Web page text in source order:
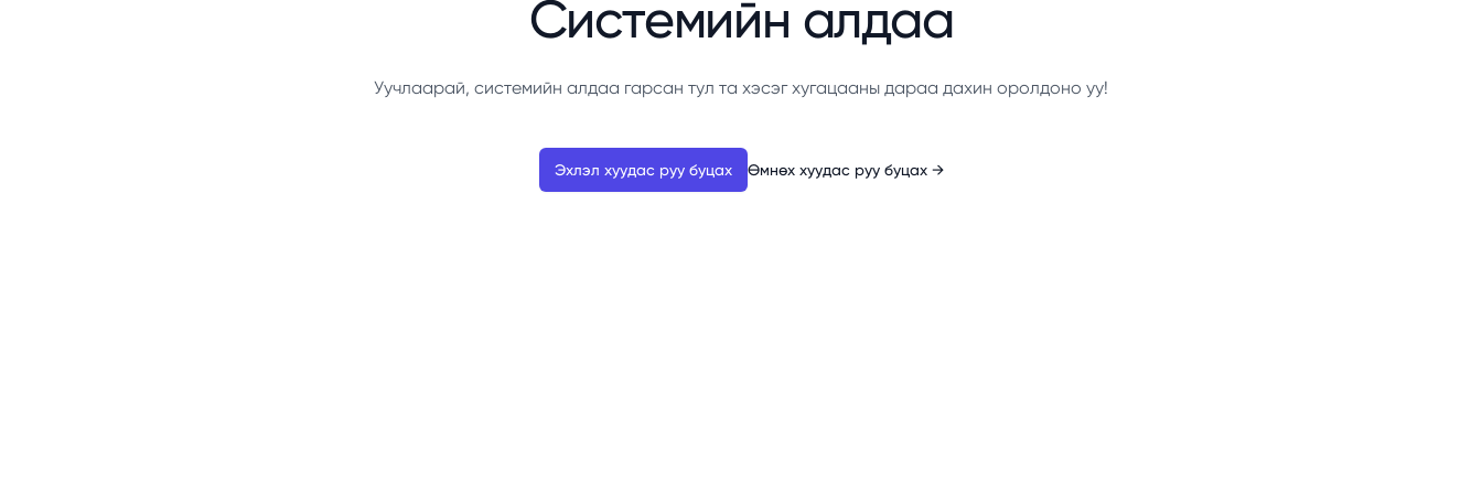
Системийн алдаа
Уучлаарай, системийн алдаа гарсан тул та хэсэг хугацааны дараа дахин оролдоно уу!
Эхлэл хуудас руу буцах Өмнөх хуудас руу буцах →